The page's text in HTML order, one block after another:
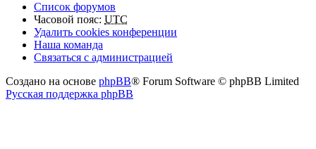
Список форумов
Часовой пояс: UTC
Удалить cookies конференции
Наша команда
Связаться с администрацией
Создано на основе phpBB® Forum Software © phpBB Limited
Русская поддержка phpBB